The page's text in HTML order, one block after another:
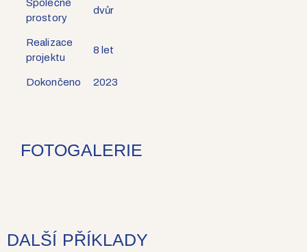
Společné
prostory
dvůr
Realizace
projektu
8 let
Dokončeno 2023
FOTOGALERIE
DALŠÍ PŘÍKLADY